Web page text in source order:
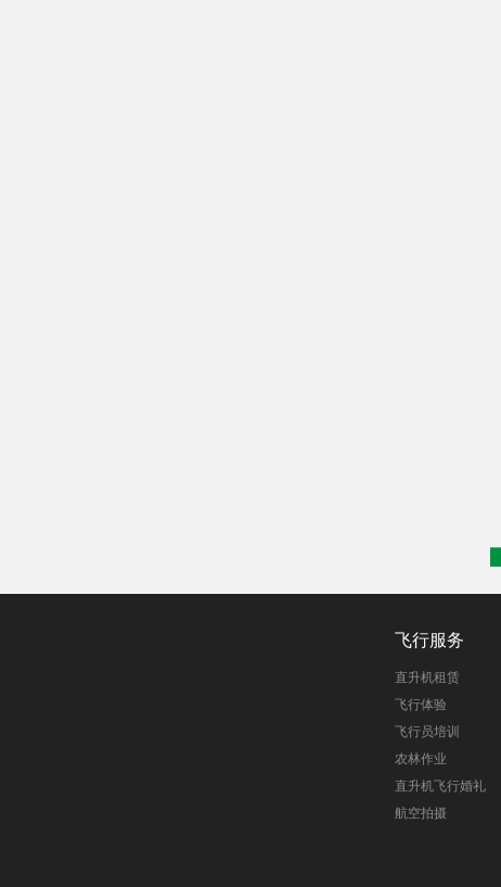
飞行服务
直升机租赁
飞行体验
飞行员培训
农林作业
直升机飞行婚礼
航空拍摄